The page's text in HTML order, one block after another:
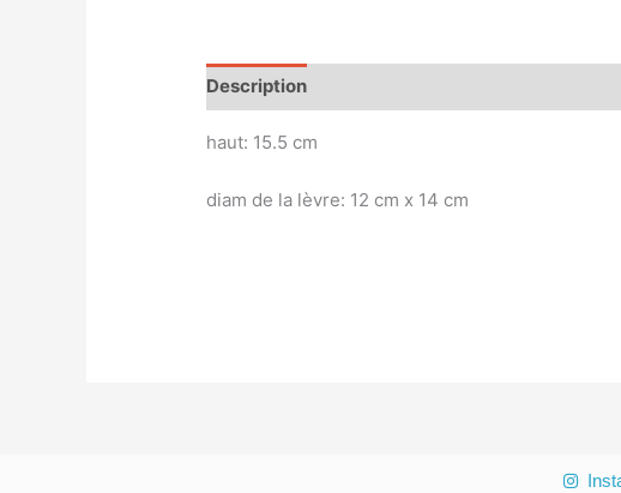
Description
haut: 15.5 cm
diam de la lèvre: 12 cm x 14 cm